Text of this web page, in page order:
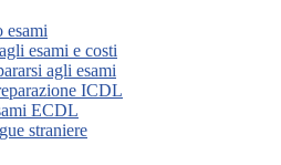
esami
esami e costi
agli esami
ICDL
ECDL
straniere